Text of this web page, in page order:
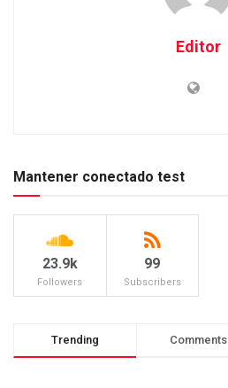
Editor
Mantener conectado test
23.9k
Followers
99
Subscribers
Trending Comments